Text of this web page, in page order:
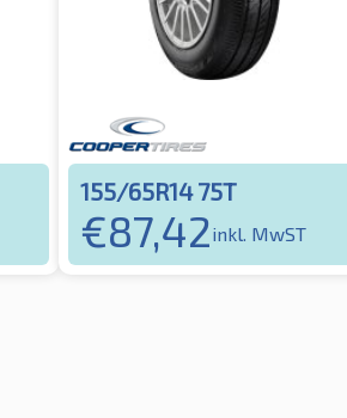
155/65R14 75T
€87,42inkl. MwST